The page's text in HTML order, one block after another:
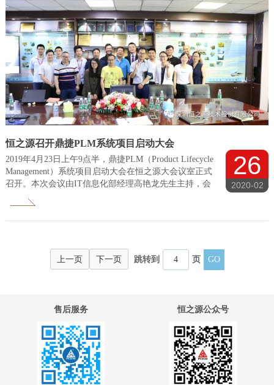
恒之源召开鼎捷PLM系统项目启动大会
2019年4月23日上午9点半，鼎捷PLM（Product Lifecycle
Management）系统项目启动大会在恒之源大会议室正式
召开。本次会议由IT信息化部经理高艳龙先生主持，会
李明奎先生、执行董事李昊东先生、常务副总李琥林先
生、总经理助理刘科先生以及各相关部门领导人出席了
26
2020-02
上一页 下一页 跳转到 页
售后服务 恒之源公众号